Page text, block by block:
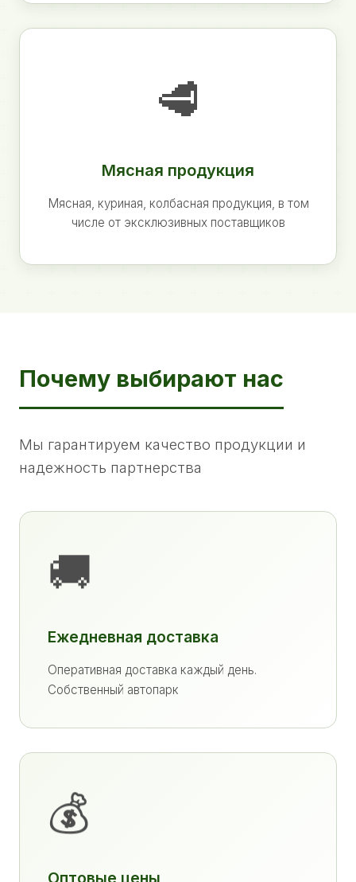
🥩
Мясная продукция
Мясная, куриная, колбасная продукция, в том
числе от эксклюзивных поставщиков
Почему выбирают нас
Мы гарантируем качество продукции и
надежность партнерства
🚚
Ежедневная доставка
Оперативная доставка каждый день.
Собственный автопарк
💰
Оптовые цены